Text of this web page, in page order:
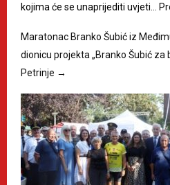
kojima će se unaprijediti uvjeti…
Maratonac Branko Šubić iz
dionicu projekta „Branko Šubić za
Petrinje →